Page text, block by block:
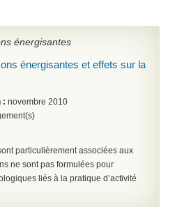
énergisantes
énergisantes et effets sur la
: novembre 2010
particulièrement associées aux
ne sont pas formulées pour
liés à la pratique d’activité